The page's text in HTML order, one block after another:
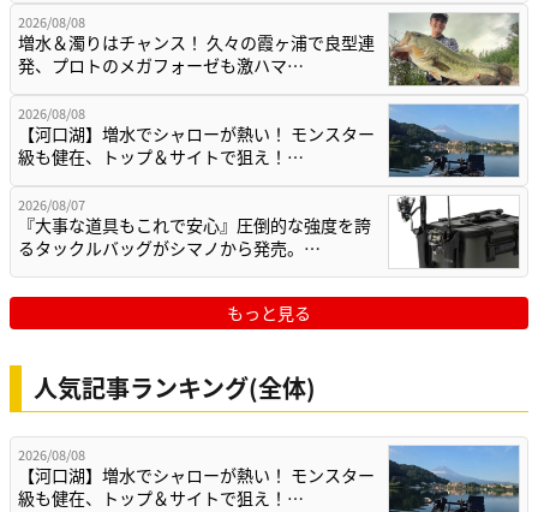
2026/08/08
増水＆濁りはチャンス！ 久々の霞ヶ浦で良型連
発、プロトのメガフォーゼも激ハマ…
2026/08/08
【河口湖】増水でシャローが熱い！ モンスター
級も健在、トップ＆サイトで狙え！…
2026/08/07
『大事な道具もこれで安心』圧倒的な強度を誇
るタックルバッグがシマノから発売。…
もっと見る
人気記事ランキング(全体)
2026/08/08
【河口湖】増水でシャローが熱い！ モンスター
級も健在、トップ＆サイトで狙え！…